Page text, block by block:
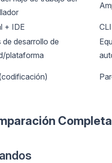
+ IDE
de desarrollo de
plataforma